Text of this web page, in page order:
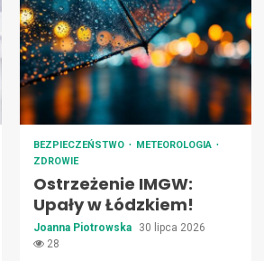
BEZPIECZEŃSTWO
METEOROLOGIA
ZDROWIE
Ostrzeżenie IMGW:
Upały w Łódzkiem!
Joanna Piotrowska
30 lipca 2026
28